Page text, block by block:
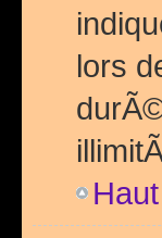
lors
Haut